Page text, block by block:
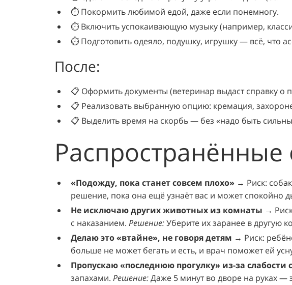
⏱️ Покормить любимой едой, даже если понемногу.
⏱️ Включить успокаивающую музыку (например,
⏱️ Подготовить одеяло, подушку, игрушку — всё, что
После:
📋 Оформить документы (ветеринар выдаст справку о
📋 Реализовать выбранную опцию: кремация,
📋 Выделить время на скорбь — без «надо быть
«Подожду, пока станет совсем плохо» → Риск:
решение, пока она ещё узнаёт вас и может спокойно
Не исключаю других животных из комнаты →
с наказанием. Решение:Уберите их заранее в другую
Делаю это «втайне», не говоря детям → Риск:
больше не может бегать и есть, и врач поможет ей
Пропускаю «последнюю прогулку» из-за слабости
запахами. Решение:Даже 5 минут во дворе на руках —